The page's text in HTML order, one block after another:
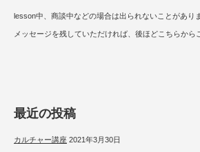
lesson中、商談中などの場合は出られないことがあり
メッセージを残していただければ、後ほどこちらから
最近の投稿
カルチャー講座 2021年3月30日